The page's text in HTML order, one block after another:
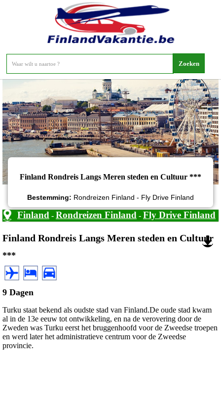
Finland Rondreis Langs Meren steden en Cultuur ***
Bestemming: Rondreizen Finland - Fly Drive Finland
Finland - Rondreizen Finland - Fly Drive Finland
Finland Rondreis Langs Meren steden en Cultuur
***
9 Dagen
Turku staat bekend als oudste stad van Finland.De oude stad kwam
al in de 13e eeuw tot ontwikkeling, en na de verovering door de
Zweden was Turku eerst het bruggenhoofd voor de Zweedse troepen
en werd later het administratieve centrum voor de Zweedse
provincie.